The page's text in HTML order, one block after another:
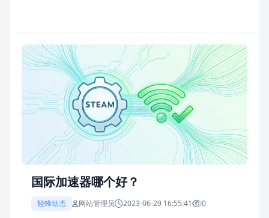
国际加速器哪个好？
轻蜂动态 网站管理员 2023-06-29 16:55:41 0